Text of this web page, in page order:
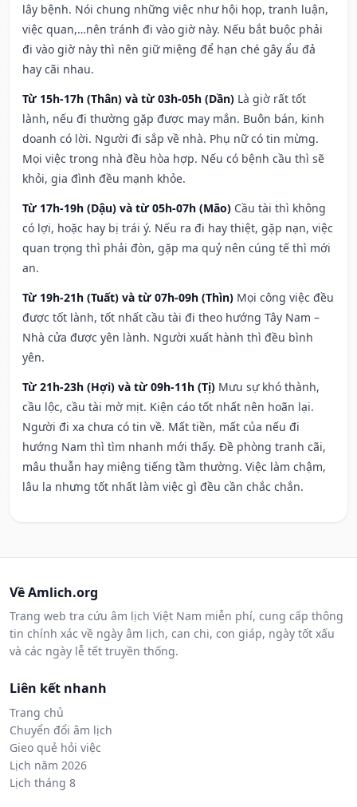
lây bệnh. Nói chung những việc như hội họp, tranh luận,
việc quan,…nên tránh đi vào giờ này. Nếu bắt buộc phải
đi vào giờ này thì nên giữ miệng để hạn ché gây ẩu đả
hay cãi nhau.
Từ 15h-17h (Thân) và từ 03h-05h (Dần) Là giờ rất tốt
lành, nếu đi thường gặp được may mắn. Buôn bán, kinh
doanh có lời. Người đi sắp về nhà. Phụ nữ có tin mừng.
Mọi việc trong nhà đều hòa hợp. Nếu có bệnh cầu thì sẽ
khỏi, gia đình đều mạnh khỏe.
Từ 17h-19h (Dậu) và từ 05h-07h (Mão) Cầu tài thì không
có lợi, hoặc hay bị trái ý. Nếu ra đi hay thiệt, gặp nạn, việc
quan trọng thì phải đòn, gặp ma quỷ nên cúng tế thì mới
an.
Từ 19h-21h (Tuất) và từ 07h-09h (Thìn) Mọi công việc đều
được tốt lành, tốt nhất cầu tài đi theo hướng Tây Nam –
Nhà cửa được yên lành. Người xuất hành thì đều bình
yên.
Từ 21h-23h (Hợi) và từ 09h-11h (Tị) Mưu sự khó thành,
cầu lộc, cầu tài mờ mịt. Kiện cáo tốt nhất nên hoãn lại.
Người đi xa chưa có tin về. Mất tiền, mất của nếu đi
hướng Nam thì tìm nhanh mới thấy. Đề phòng tranh cãi,
mâu thuẫn hay miệng tiếng tầm thường. Việc làm chậm,
lâu la nhưng tốt nhất làm việc gì đều cần chắc chắn.
Về Amlich.org
Trang web tra cứu âm lịch Việt Nam miễn phí, cung cấp thông
tin chính xác về ngày âm lịch, can chi, con giáp, ngày tốt xấu
và các ngày lễ tết truyền thống.
Liên kết nhanh
Trang chủ
Chuyển đổi âm lịch
Gieo quẻ hỏi việc
Lịch năm 2026
Lịch tháng 8